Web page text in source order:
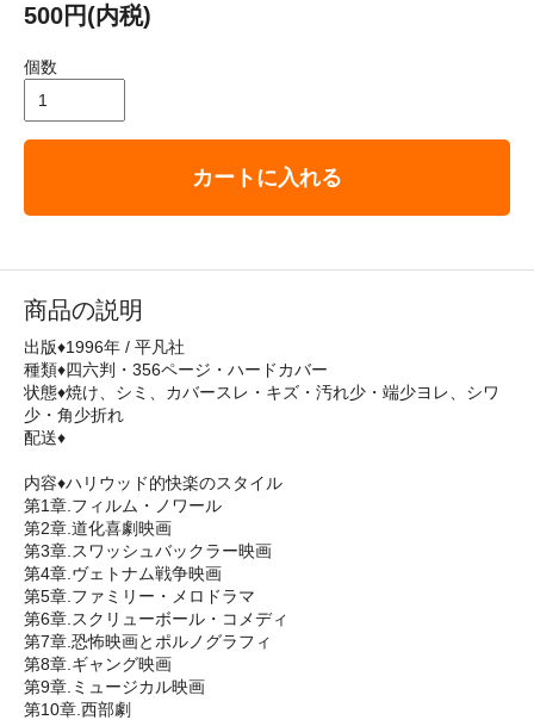
500円(内税)
個数
カートに入れる
商品の説明
出版♦1996年 / 平凡社
種類♦四六判・356ページ・ハードカバー
状態♦焼け、シミ、カバースレ・キズ・汚れ少・端少ヨレ、シワ
少・角少折れ
配送♦
内容♦ハリウッド的快楽のスタイル
第1章.フィルム・ノワール
第2章.道化喜劇映画
第3章.スワッシュバックラー映画
第4章.ヴェトナム戦争映画
第5章.ファミリー・メロドラマ
第6章.スクリューボール・コメディ
第7章.恐怖映画とポルノグラフィ
第8章.ギャング映画
第9章.ミュージカル映画
第10章.西部劇